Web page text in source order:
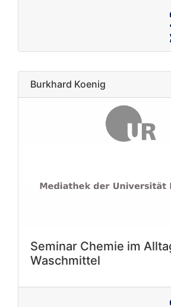
Burkhard Koenig
Seminar Chemie im
Waschmittel